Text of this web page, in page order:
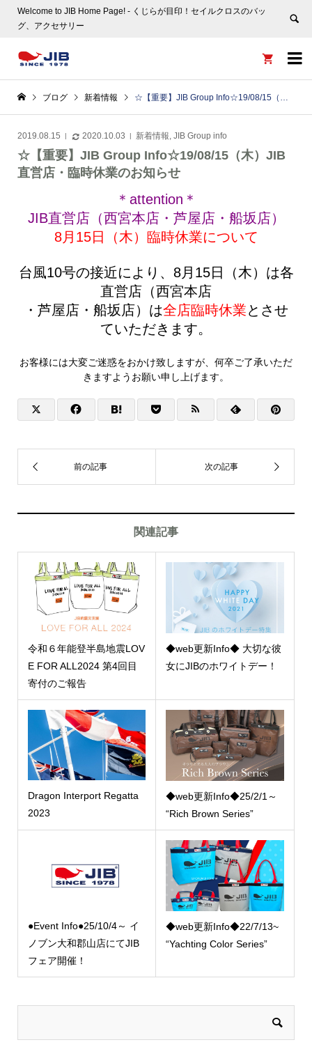
Welcome to JIB Home Page! ‐ くじらが目印！セイルクロスのバッ
グ、アクセサリー


ブログ 新着情報 ☆【重要】JIB Group Info☆19/08/15（木）JIB直営店・臨時休業のお知らせ
2019.08.15 2020.10.03 新着情報, JIB Group info
☆【重要】JIB Group Info☆19/08/15（木）JIB
直営店・臨時休業のお知らせ
＊attention＊
JIB直営店（西宮本店・芦屋店・船坂店）
8月15日（木）臨時休業について
台風10号の接近により、8月15日（木）は各
直営店（西宮本店
・芦屋店・船坂店）は全店臨時休業とさせ
ていただきます。
お客様には大変ご迷惑をおかけ致しますが、何卒ご了承いただ
きますようお願い申し上げます。
関連記事
令和６年能登半島地震LOV
E FOR ALL2024 第4回目
寄付のご報告
◆web更新Info◆ 大切な彼
女にJIBのホワイトデー！
Dragon Interport Regatta
2023
◆web更新Info◆25/2/1～
“Rich Brown Series”
●Event Info●25/10/4～ イ
ノブン大和郡山店にてJIB
フェア開催！
◆web更新Info◆22/7/13~
“Yachting Color Series”